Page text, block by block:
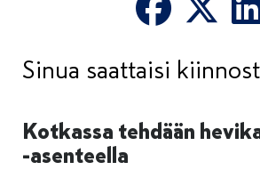
Sinua saattaisi
Kotkassa tehdään
-asenteella